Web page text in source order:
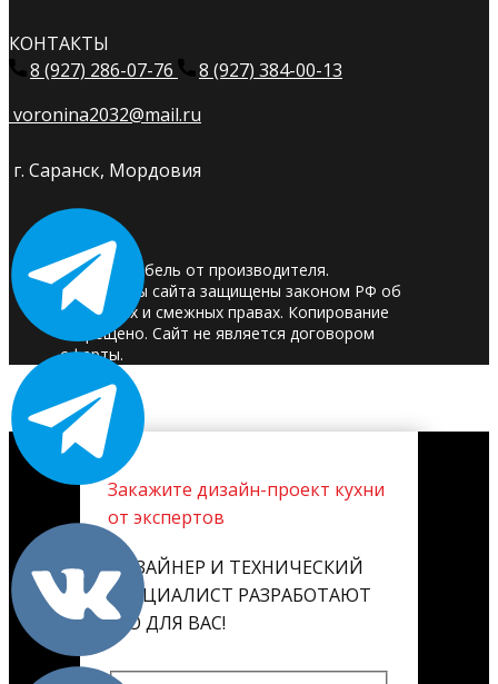
КОНТАКТЫ
8 (927) 286-07-76
8 (927) 384-00-13
voronina2032@mail.ru
г. Саранск, Мордовия
© 2025. Мебель от производителя.
Материалы сайта защищены законом РФ об
авторских и смежных правах. Копирование
запрещено. Сайт не является договором
оферты.
Закажите дизайн-проект кухни
от экспертов
ДИЗАЙНЕР И ТЕХНИЧЕСКИЙ
СПЕЦИАЛИСТ РАЗРАБОТАЮТ
ЕГО ДЛЯ ВАС!